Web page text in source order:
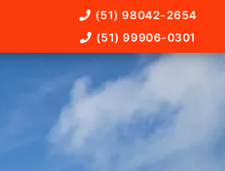
(51) 98042-2654
(51) 99906-0301